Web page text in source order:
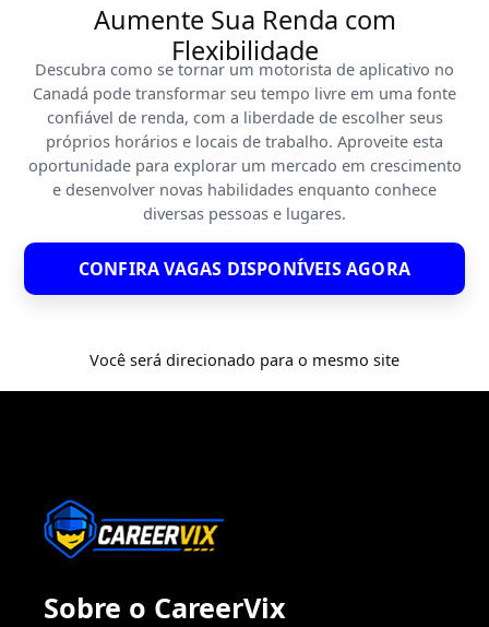
Aumente Sua Renda com
Flexibilidade
Descubra como se tornar um motorista de aplicativo no
Canadá pode transformar seu tempo livre em uma fonte
confiável de renda, com a liberdade de escolher seus
próprios horários e locais de trabalho. Aproveite esta
oportunidade para explorar um mercado em crescimento
e desenvolver novas habilidades enquanto conhece
diversas pessoas e lugares.
CONFIRA VAGAS DISPONÍVEIS AGORA
Você será direcionado para o mesmo site
Sobre o CareerVix